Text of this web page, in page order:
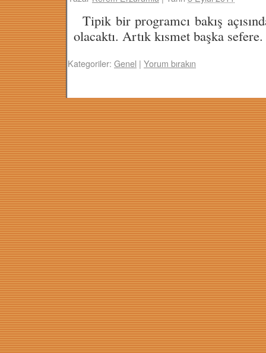
Tipik bir programcı bakış
olacaktı. Artık kısmet başka sefere.
Kategoriler: Genel | Yorum bırakın